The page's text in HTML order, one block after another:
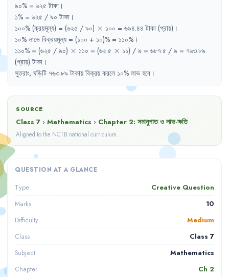
৯০% = ৬২৫ টাকা ।
১% = ৬২৫ / ৯০ টাকা ।
১০০% (ক্রয়মূল্য) = (৬২৫ / ৯০) \times
× ১০০ = ৬৯৪.৪৪ টাকা (প্রায়) ।
১০% লাভে বিক্রয়মূল্য = (১০০ + ১০)% = ১১০% ।
১১০% = (৬২৫ / ৯০) \times
× ১১০ = (৬২.৫ \times
× ১১) / ৯ = ৬৮৭.৫ / ৯ = ৭৬৩.৮৯
(প্রায়) টাকা ।
সুতরাং, ঘড়িটি ৭৬৩.৮৯ টাকায় বিক্রয় করলে ১০% লাভ হবে ।
SOURCE
Class 7 › Mathematics › Chapter 2: সমানুপাত ও লাভ-ক্ষতি
Aligned to the NCTB national curriculum.
QUESTION AT A GLANCE
Type Creative Question
Marks 10
Difficulty Medium
Class Class 7
Subject Mathematics
Chapter Ch 2